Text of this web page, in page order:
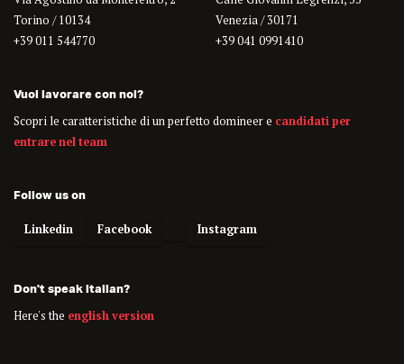
Torino / 10134
+39 011 544770
Venezia / 30171
+39 041 0991410
Vuoi lavorare con noi?
Scopri le caratteristiche di un perfetto domineer e candidati per
entrare nel team
Follow us on
Linkedin Facebook Instagram
Don't speak italian?
Here's the english version